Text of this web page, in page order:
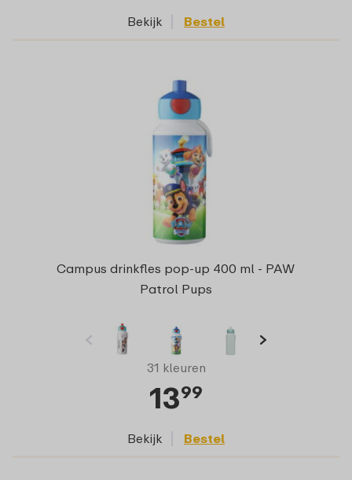
Bekijk Bestel
Campus drinkfles pop-up 400 ml - PAW
Patrol Pups
31 kleuren
1399
Bekijk Bestel